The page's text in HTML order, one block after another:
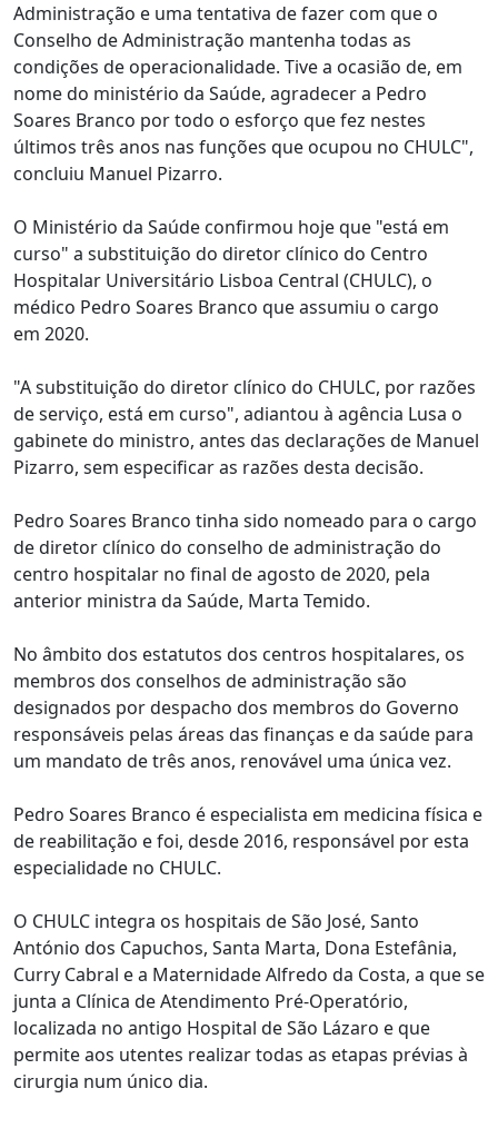
Administração e uma tentativa de fazer com que o
Conselho de Administração mantenha todas as
condições de operacionalidade. Tive a ocasião de, em
nome do ministério da Saúde, agradecer a Pedro
Soares Branco por todo o esforço que fez nestes
últimos três anos nas funções que ocupou no CHULC",
concluiu Manuel Pizarro.
O Ministério da Saúde confirmou hoje que "está em
curso" a substituição do diretor clínico do Centro
Hospitalar Universitário Lisboa Central (CHULC), o
médico Pedro Soares Branco que assumiu o cargo
em 2020.
"A substituição do diretor clínico do CHULC, por razões
de serviço, está em curso", adiantou à agência Lusa o
gabinete do ministro, antes das declarações de Manuel
Pizarro, sem especificar as razões desta decisão.
Pedro Soares Branco tinha sido nomeado para o cargo
de diretor clínico do conselho de administração do
centro hospitalar no final de agosto de 2020, pela
anterior ministra da Saúde, Marta Temido.
No âmbito dos estatutos dos centros hospitalares, os
membros dos conselhos de administração são
designados por despacho dos membros do Governo
responsáveis pelas áreas das finanças e da saúde para
um mandato de três anos, renovável uma única vez.
Pedro Soares Branco é especialista em medicina física e
de reabilitação e foi, desde 2016, responsável por esta
especialidade no CHULC.
O CHULC integra os hospitais de São José, Santo
António dos Capuchos, Santa Marta, Dona Estefânia,
Curry Cabral e a Maternidade Alfredo da Costa, a que se
junta a Clínica de Atendimento Pré-Operatório,
localizada no antigo Hospital de São Lázaro e que
permite aos utentes realizar todas as etapas prévias à
cirurgia num único dia.